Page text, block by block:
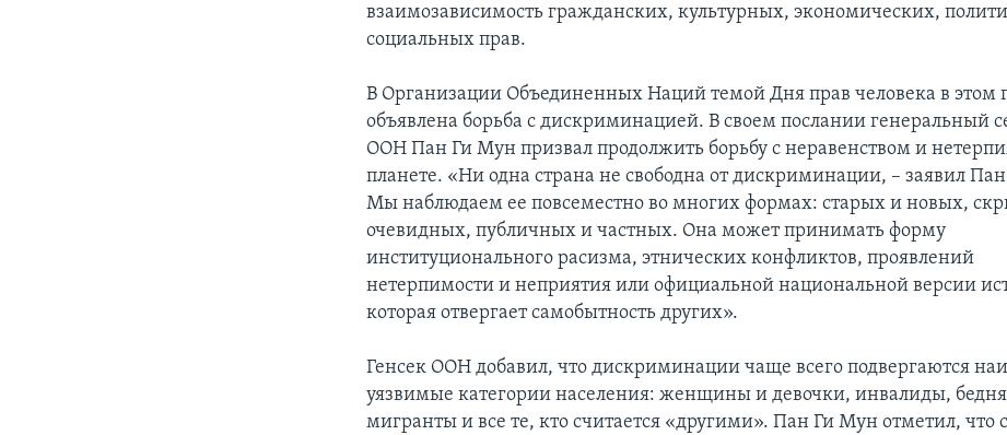
взаимозависимость гражданских, культурных, экономических,
социальных прав.
В Организации Объединенных Наций темой Дня прав человека в этом
объявлена борьба с дискриминацией. В своем послании генеральный
ООН Пан Ги Мун призвал продолжить борьбу с неравенством и
планете. «Ни одна страна не свободна от дискриминации, – заявил
Мы наблюдаем ее повсеместно во многих формах: старых и новых,
очевидных, публичных и частных. Она может принимать форму
институционального расизма, этнических конфликтов, проявлений
нетерпимости и неприятия или официальной национальной версии
которая отвергает самобытность других».
Генсек ООН добавил, что дискриминации чаще всего подвергаются
уязвимые категории населения: женщины и девочки, инвалиды,
мигранты и все те, кто считается «другими». Пан Ги Мун отметил, что